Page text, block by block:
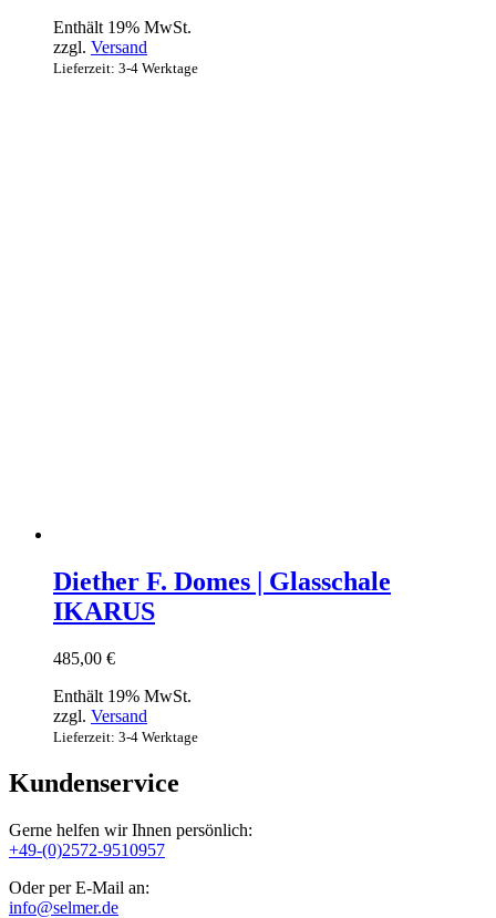
Enthält 19% MwSt.
zzgl. Versand
Lieferzeit: 3-4 Werktage
Diether F. Domes | Glasschale
IKARUS
485,00 €
Enthält 19% MwSt.
zzgl. Versand
Lieferzeit: 3-4 Werktage
Kundenservice
Gerne helfen wir Ihnen persönlich:
+49-(0)2572-9510957
Oder per E-Mail an:
info@selmer.de